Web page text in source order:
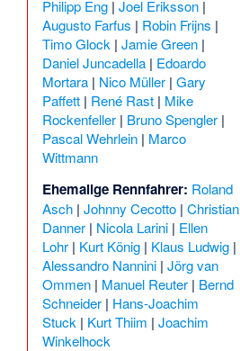
Philipp Eng| Joel Eriksson|
Augusto Farfus | Robin Frijns |
Timo Glock | Jamie Green|
Daniel Juncadella| Edoardo
Mortara| Nico Müller| Gary
Paffett| René Rast| Mike
Rockenfeller| Bruno Spengler|
Pascal Wehrlein| Marco
Wittmann
Ehemalige Rennfahrer: Roland
Asch| Johnny Cecotto| Christian
Danner| Nicola Larini| Ellen
Lohr| Kurt König| Klaus Ludwig|
Alessandro Nannini| Jörg van
Ommen| Manuel Reuter| Bernd
Schneider| Hans-Joachim
Stuck | Kurt Thiim | Joachim
Winkelhock